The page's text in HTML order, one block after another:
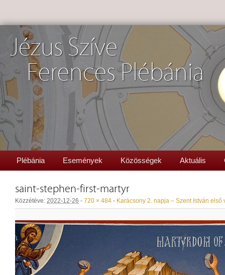
Jézus Szíve
Ferences Plébánia
Plébánia Események Közösségek Aktuális
saint-stephen-first-martyr
Közzétéve: 2022-12-26 - 720 × 484 - Karácsony 2. napja – Szent István első